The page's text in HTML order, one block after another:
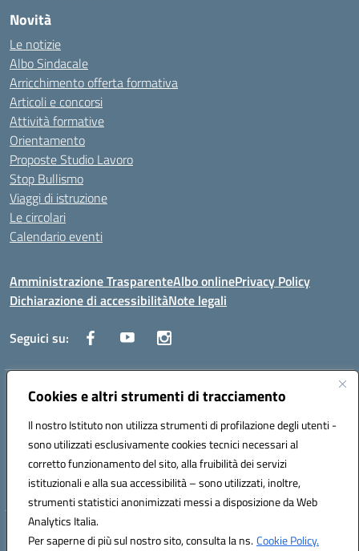
Cookies e altri strumenti di tracciamento
Il nostro Istituto non utilizza strumenti di profilazione degli utenti -
sono utilizzati esclusivamente cookies tecnici necessari al
corretto funzionamento del sito, alla fruibilità dei servizi
istituzionali e alla sua accessibilità – sono utilizzati, inoltre,
strumenti statistici anonimizzati messi a disposizione da Web
Analytics Italia.
Per saperne di più sul nostro sito, consulta la ns.Cookie Policy.
Novità
Le notizie
Albo Sindacale
Arricchimento offerta formativa
Articoli e concorsi
Attività formative
Orientamento
Proposte Studio Lavoro
Stop Bullismo
Viaggi di istruzione
Le circolari
Calendario eventi
Amministrazione TrasparenteAlbo onlinePrivacy Policy
Dichiarazione di accessibilitàNote legali
Seguici su:
Indirizzo:Corso Fornari, 1 - 70056 Molfetta
Posta elettronica certificata (PEC):BARH04000D@pec.istruzione.it
Codice fiscale: 93249230728
Codice meccanografico: BARH04000D
Hosting & Powered by 3D Solution S.r.l.